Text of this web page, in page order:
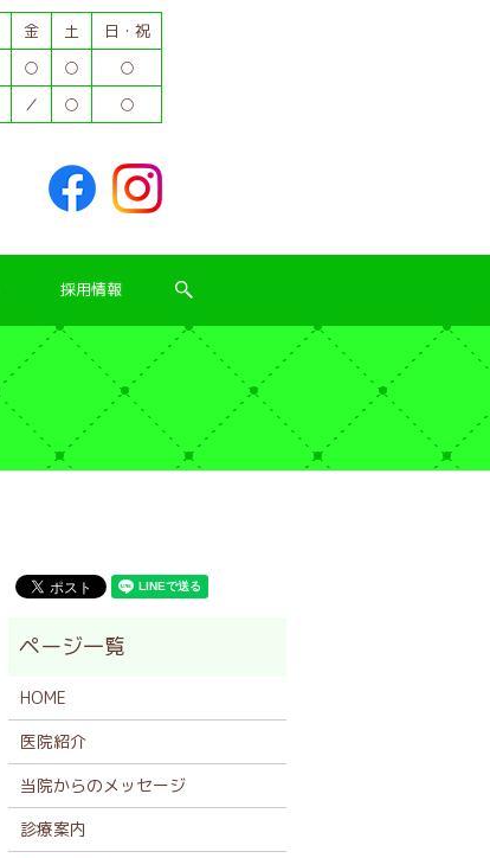
金 土
日・祝
○ ○
○
／ ○ ○
採用情報
HOME
医院紹介
当院からのメッセージ
診療案内